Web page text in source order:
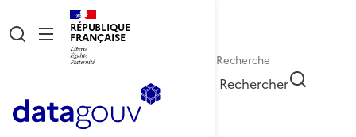
RÉPUBLIQUE
FRANÇAISE
Rechercher